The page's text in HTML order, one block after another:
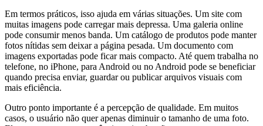
Em termos práticos, isso ajuda em várias situações. Um site com
muitas imagens pode carregar mais depressa. Uma galeria online
pode consumir menos banda. Um catálogo de produtos pode manter
fotos nítidas sem deixar a página pesada. Um documento com
imagens exportadas pode ficar mais compacto. Até quem trabalha no
telefone, no iPhone, para Android ou no Android pode se beneficiar
quando precisa enviar, guardar ou publicar arquivos visuais com
mais eficiência.
Outro ponto importante é a percepção de qualidade. Em muitos
casos, o usuário não quer apenas diminuir o tamanho de uma foto.